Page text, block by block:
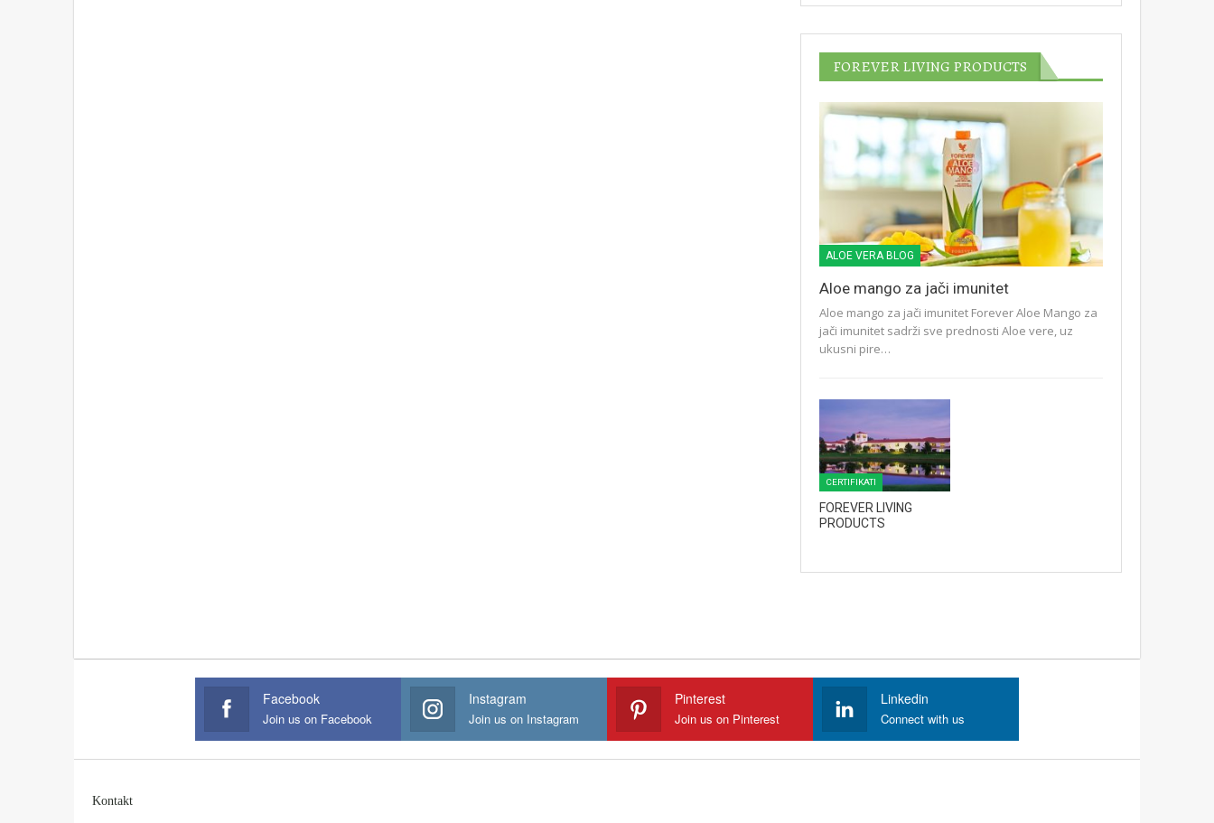
FOREVER LIVING PRODUCTS
ALOE VERA BLOG
Aloe mango za jači imunitet
Aloe mango za jači imunitet Forever Aloe Mango za
jači imunitet sadrži sve prednosti Aloe vere, uz
ukusni pire…
CERTIFIKATI
FOREVER LIVING
PRODUCTS
Facebook
Join us on Facebook
Instagram
Join us on Instagram
Pinterest
Join us on Pinterest
Linkedin
Connect with us
Kontakt